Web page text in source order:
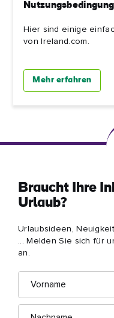
Hier sind einige
von Ireland.com.
Mehr erfahren
Braucht Ihre
Urlaub?
Urlaubsideen,
... Melden Sie sich für
an.
Vorname
Nachname
E-
Mail-